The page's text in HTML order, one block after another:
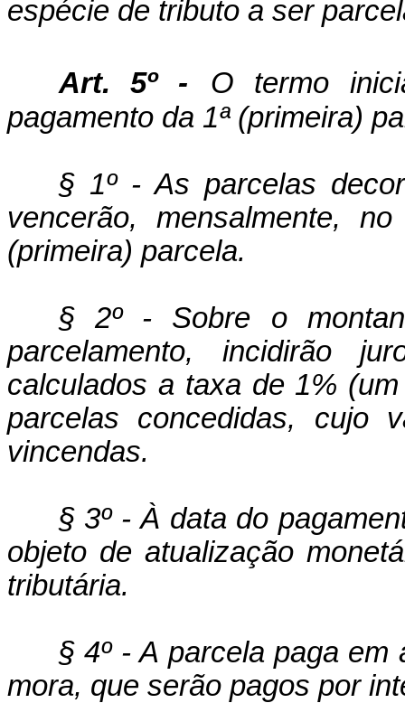
espécie de tributo a ser
Art. 5º -
O termo
pagamento da 1ª (primeira)
§ 1º - As parcelas
vencerão, mensalmente,
(primeira) parcela.
§ 2º - Sobre o
parcelamento, incidirão
calculados a taxa de 1%
parcelas concedidas, cujo
vincendas.
§ 3º - À data do
objeto de atualização
tributária.
§ 4º - A parcela paga
mora, que serão pagos por